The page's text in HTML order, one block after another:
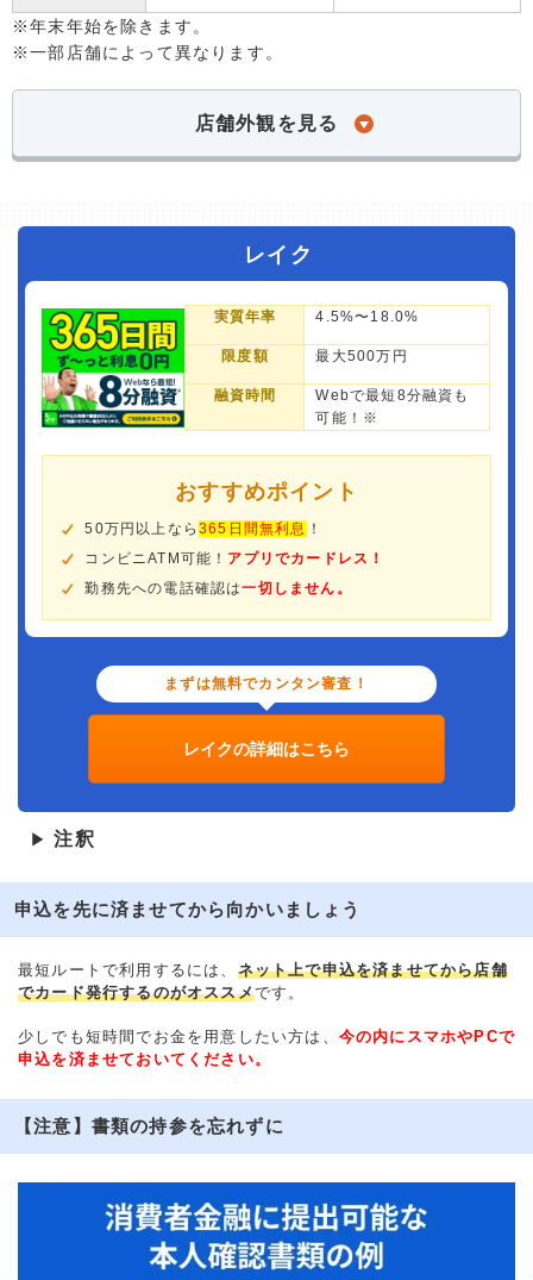
※年末年始を除きます。
※一部店舗によって異なります。
店舗外観を見る
レイク
実質年率 4.5%〜18.0%
限度額 最大500万円
融資時間
Webで最短8分融資も
可能！※
おすすめポイント
50万円以上なら365日間無利息 ！
コンビニATM可能！ アプリでカードレス！
勤務先への電話確認は一切しません。
まずは無料でカンタン審査！
レイクの詳細はこちら
▶ 注釈
申込を先に済ませてから向かいましょう
最短ルートで利用するには、 ネット上で申込を済ませてから店舗
でカード発行するのがオススメです。
少しでも短時間でお金を用意したい方は、 今の内にスマホやPCで
申込を済ませておいてください。
【注意】書類の持参を忘れずに